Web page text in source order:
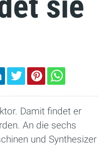
LINKEDINTWITTERPINTEREST
Damit findet er
An die sechs
und Synthesizer